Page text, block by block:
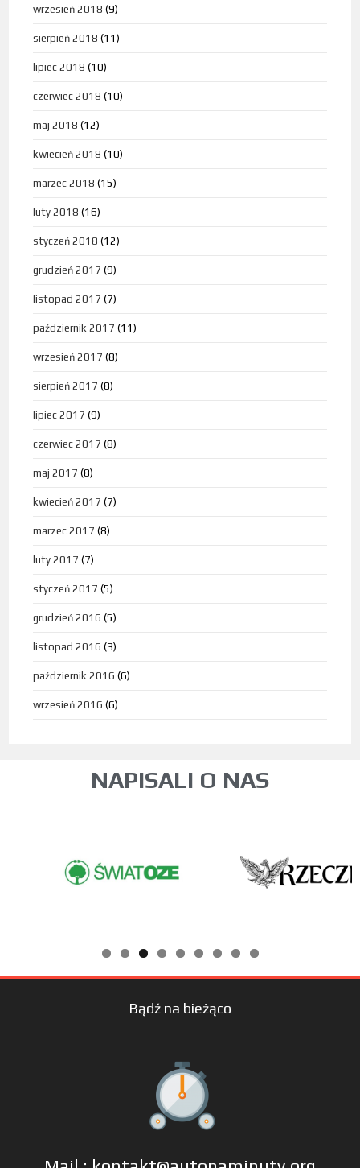
wrzesień 2018 (9)
sierpień 2018 (11)
lipiec 2018 (10)
czerwiec 2018 (10)
maj 2018 (12)
kwiecień 2018 (10)
marzec 2018 (15)
luty 2018 (16)
styczeń 2018 (12)
grudzień 2017 (9)
listopad 2017 (7)
październik 2017 (11)
wrzesień 2017 (8)
sierpień 2017 (8)
lipiec 2017 (9)
czerwiec 2017 (8)
maj 2017 (8)
kwiecień 2017 (7)
marzec 2017 (8)
luty 2017 (7)
styczeń 2017 (5)
grudzień 2016 (5)
listopad 2016 (3)
październik 2016 (6)
wrzesień 2016 (6)
NAPISALI O NAS
Bądź na bieżąco